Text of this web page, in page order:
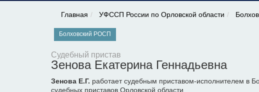
Главная УФССП России по Орловской области
Болховский РОСП
Судебный пристав
Зенова Екатерина Геннадьевна
Зенова Е.Г. работает судебным приставом-исполнителем в
судебных приставов Орловской области